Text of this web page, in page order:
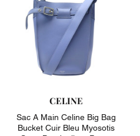
CELINE
Sac A Main Celine Big Bag
Bucket Cuir Bleu Myosotis